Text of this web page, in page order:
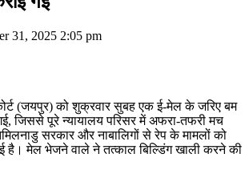
31, 2025 2:05 pm
(जयपुर) को शुक्रवार सुबह एक ई-मेल के जरिए बम
जिससे पूरे न्यायालय परिसर में अफरा-तफरी मच
सरकार और नाबालिगों से रेप के मामलों को
है। मेल भेजने वाले ने तत्काल बिल्डिंग खाली करने की